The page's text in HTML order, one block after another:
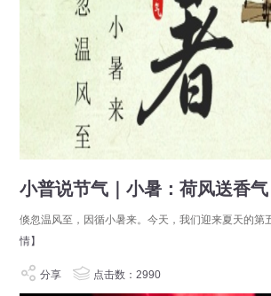
小普说节气｜小暑：荷风送香
倏忽温风至，因循小暑来。今天，我们迎来夏天的第
情】
分享 点击数：2990